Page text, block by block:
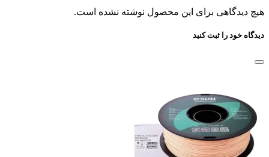
هیچ دیدگاهی برای این محصول نوشته نشده است.
دیدگاه خود را ثبت کنید